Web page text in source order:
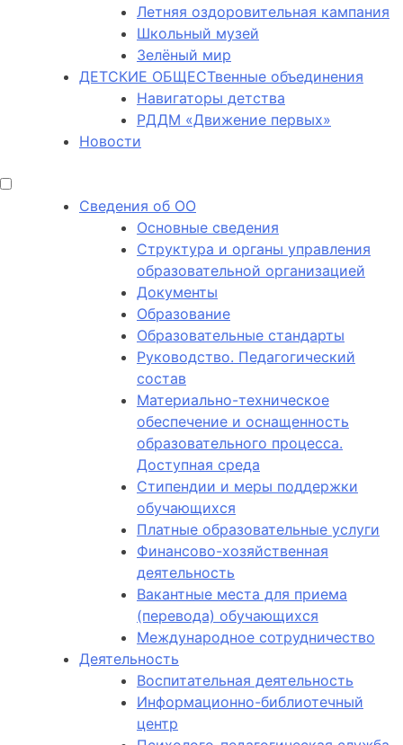
Летняя оздоровительная кампания
Школьный музей
Зелёный мир
ДЕТСКИЕ ОБЩЕСТвенные объединения
Навигаторы детства
РДДМ «Движение первых»
Новости
Сведения об ОО
Основные сведения
Структура и органы управления
образовательной организацией
Документы
Образование
Образовательные стандарты
Руководство. Педагогический
состав
Материально-техническое
обеспечение и оснащенность
образовательного процесса.
Доступная среда
Стипендии и меры поддержки
обучающихся
Платные образовательные услуги
Финансово-хозяйственная
деятельность
Вакантные места для приема
(перевода) обучающихся
Международное сотрудничество
Деятельность
Воспитательная деятельность
Информационно-библиотечный
центр